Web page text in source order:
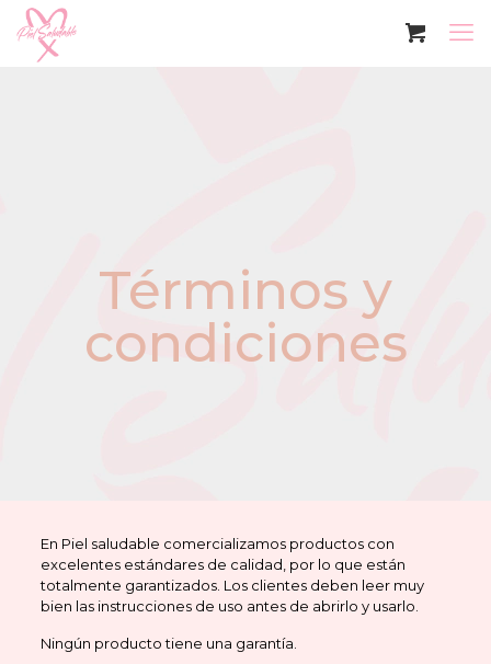
Términos y
condiciones
En Piel saludable comercializamos productos con
excelentes estándares de calidad, por lo que están
totalmente garantizados. Los clientes deben leer muy
bien las instrucciones de uso antes de abrirlo y usarlo.
Ningún producto tiene una garantía.